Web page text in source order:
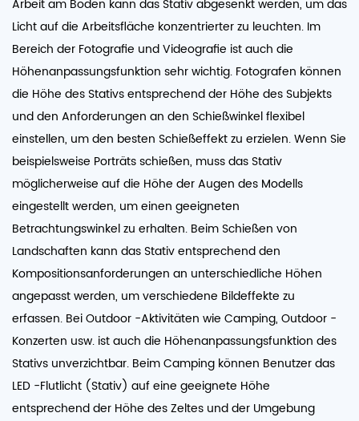
Arbeit am Boden kann das Stativ abgesenkt werden, um das
Licht auf die Arbeitsfläche konzentrierter zu leuchten. Im
Bereich der Fotografie und Videografie ist auch die
Höhenanpassungsfunktion sehr wichtig. Fotografen können
die Höhe des Stativs entsprechend der Höhe des Subjekts
und den Anforderungen an den Schießwinkel flexibel
einstellen, um den besten Schießeffekt zu erzielen. Wenn Sie
beispielsweise Porträts schießen, muss das Stativ
möglicherweise auf die Höhe der Augen des Modells
eingestellt werden, um einen geeigneten
Betrachtungswinkel zu erhalten. Beim Schießen von
Landschaften kann das Stativ entsprechend den
Kompositionsanforderungen an unterschiedliche Höhen
angepasst werden, um verschiedene Bildeffekte zu
erfassen. Bei Outdoor -Aktivitäten wie Camping, Outdoor -
Konzerten usw. ist auch die Höhenanpassungsfunktion des
Stativs unverzichtbar. Beim Camping können Benutzer das
LED -Flutlicht (Stativ) auf eine geeignete Höhe
entsprechend der Höhe des Zeltes und der Umgebung